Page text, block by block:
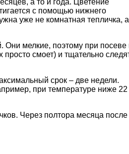
а то и года. Цветение
с помощью нижнего
уже не комнатная тепличка, а
Они мелкие, поэтому при посеве
смоет) и тщательно
срок – две недели.
при температуре ниже 22
Через полтора месяца после